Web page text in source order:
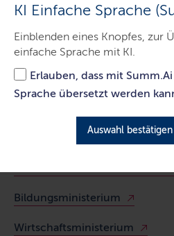
KI Einfache Sprache
Einblenden eines Knopfes, zur
einfache Sprache mit KI.
Erlauben, dass mit
Sprache übersetzt werden
Auswahl bestätigen
Hinweis:
Alle Livestreams finden Sie
Youtube-Kanälen der
Bildungsministerium
Wirtschaftsministerium